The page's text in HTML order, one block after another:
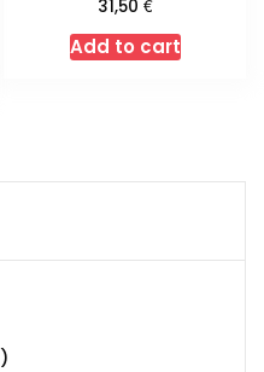
31,50 €
Add to cart
51